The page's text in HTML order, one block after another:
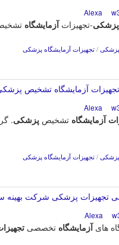
پزشکی-تجهیزاتآزمایشگاه
پزشکی / تجهیزات آزمایشگاه پزشکی
آزمایشگاه تشخیص
آزمایشگاه تشخیص پزشکی.
پزشکی / تجهیزات آزمایشگاه پزشکی
تجهیزات پزشکی شرکت
هایآزمایشگاه تخصصی